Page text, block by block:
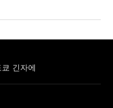
긴자에